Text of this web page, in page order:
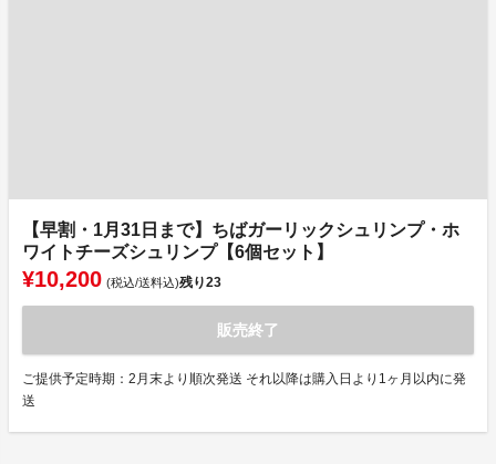
【早割・1月31日まで】ちばガーリックシュリンプ・ホ
ワイトチーズシュリンプ【6個セット】
¥10,200 (税込/送料込)残り23
販売終了
ご提供予定時期：2月末より順次発送 それ以降は購入日より1ヶ月以内に発
送